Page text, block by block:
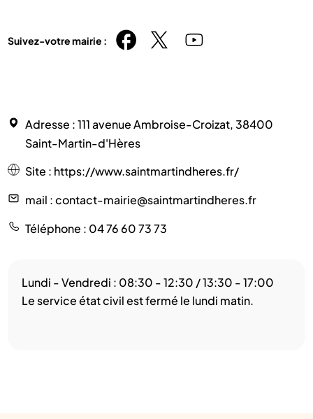
Suivez-votre mairie :
Adresse : 111 avenue Ambroise-Croizat, 38400
Saint-Martin-d'Hères
Site : https://www.saintmartindheres.fr/
mail : contact-mairie@saintmartindheres.fr
Téléphone : 04 76 60 73 73
Lundi - Vendredi : 08:30 - 12:30 / 13:30 - 17:00
Le service état civil est fermé le lundi matin.